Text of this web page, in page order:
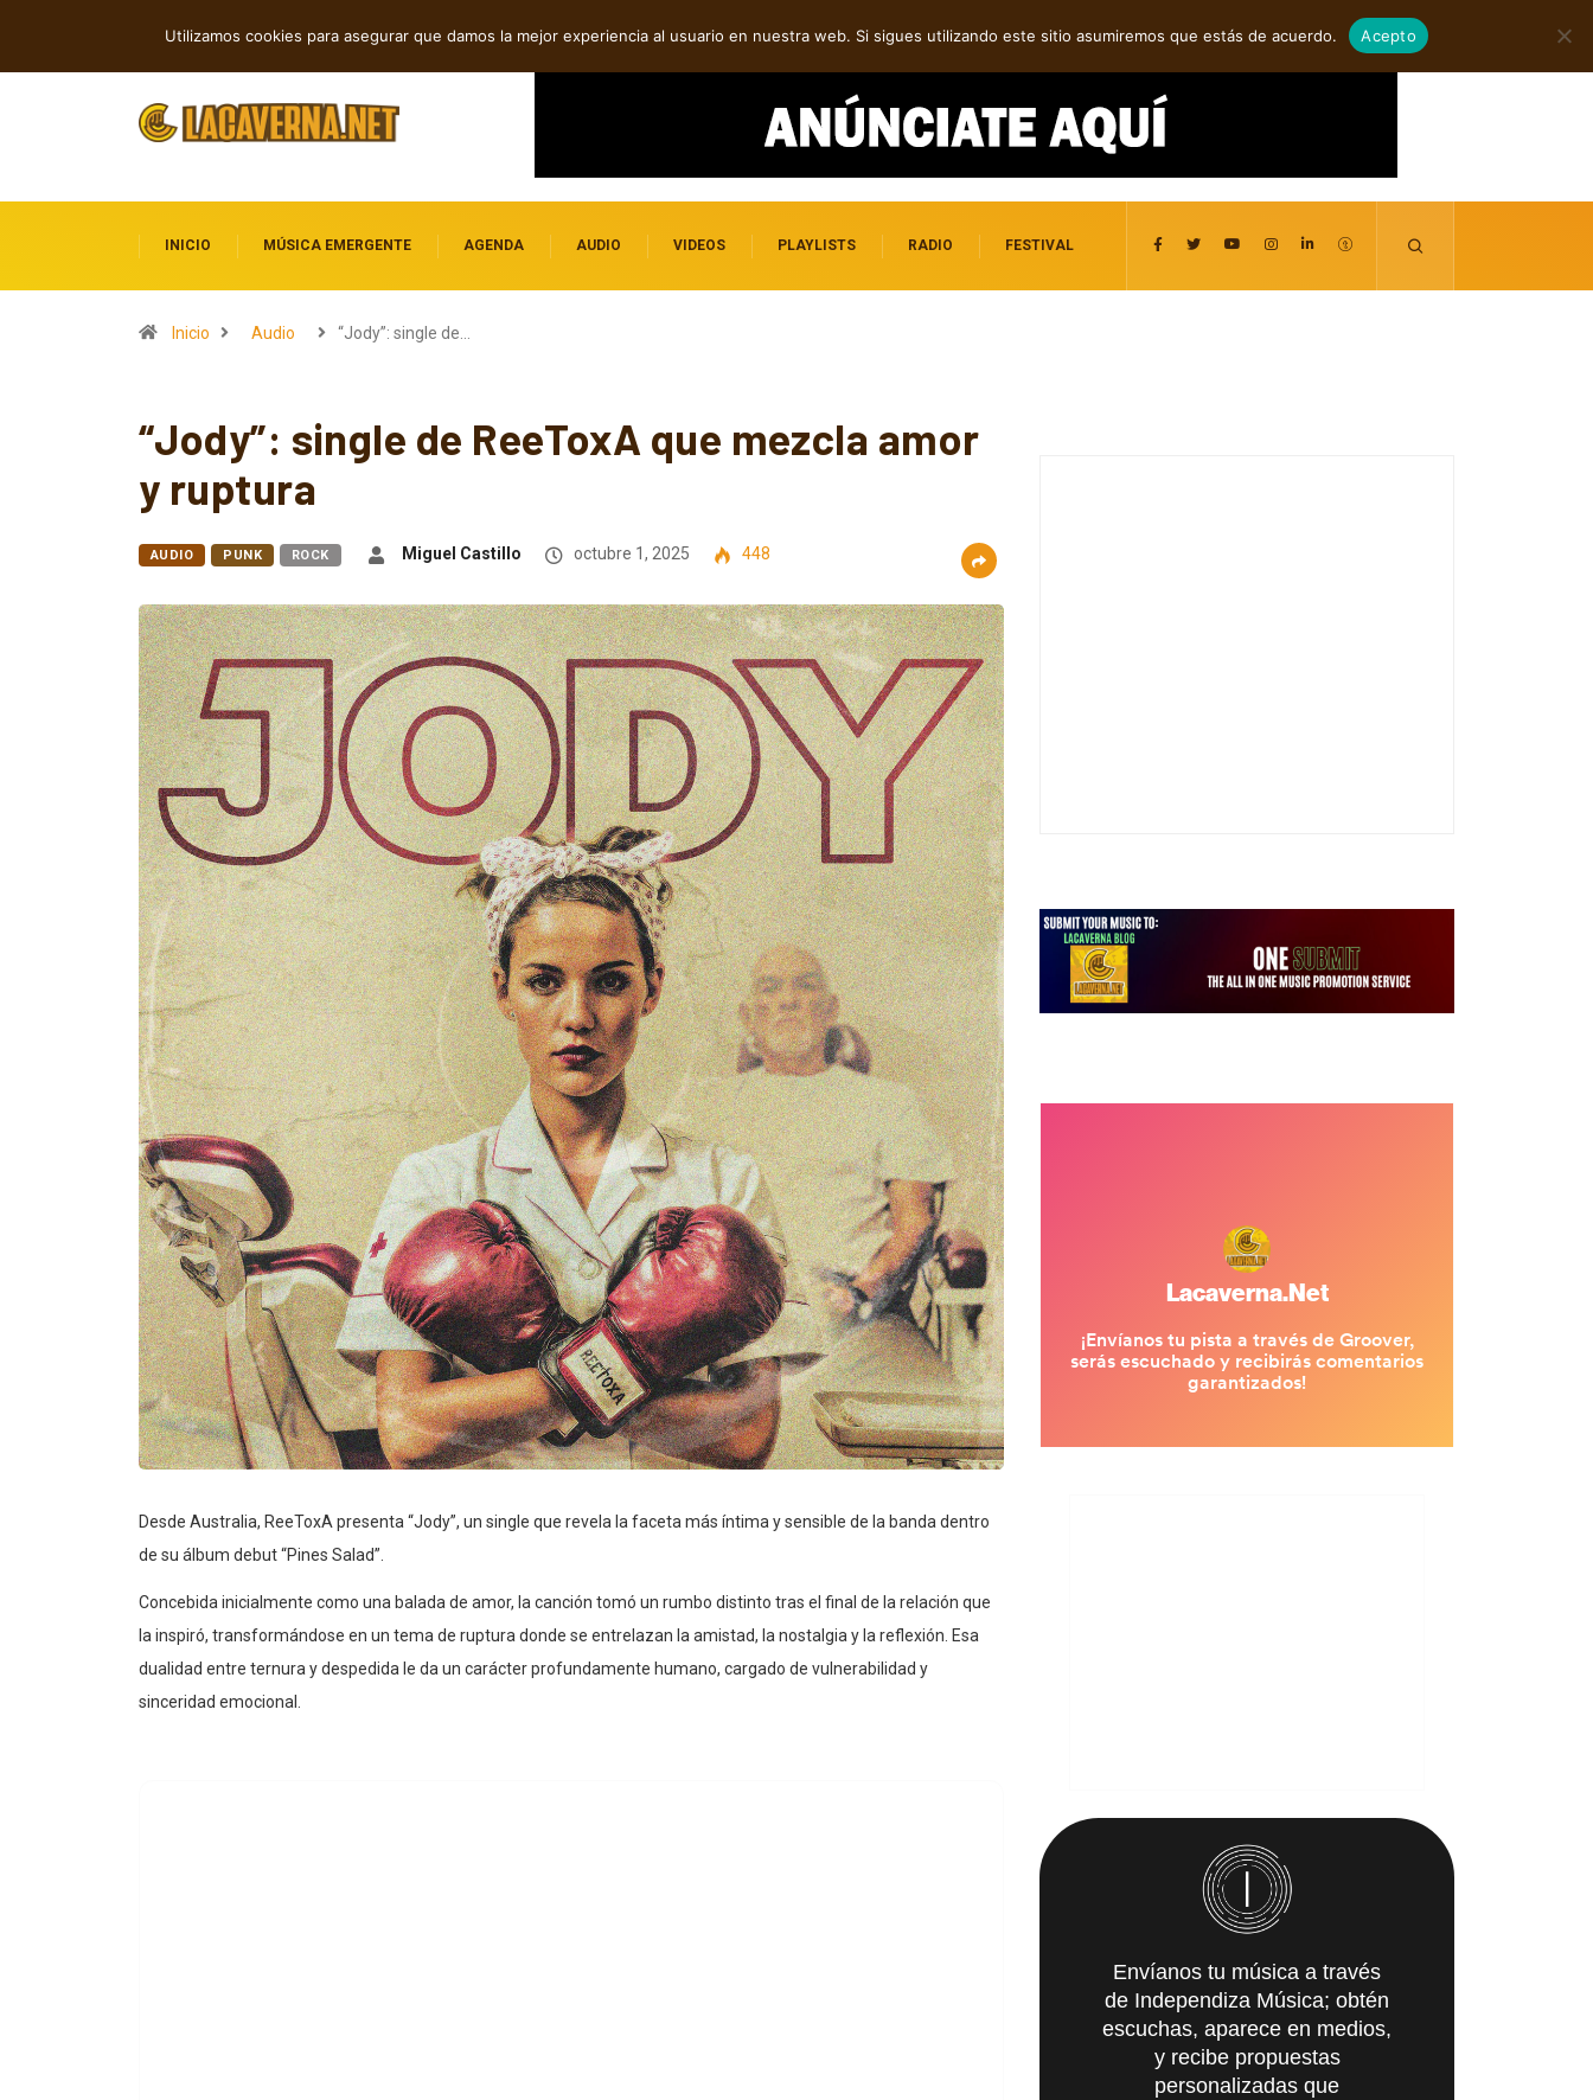
agosto 7, 2026
INICIO MÚSICA EMERGENTE AGENDA AUDIO VIDEOS PLAYLISTS RADIO FESTIVAL
Inicio Audio “Jody”: single de…
“Jody”: single de ReeToxA que mezcla amor
y ruptura
AUDIO PUNK ROCK Miguel Castillo octubre 1, 2025 448
Desde Australia, ReeToxA presenta “Jody”, un single que revela la faceta más íntima y sensible de la banda dentro
de su álbum debut “Pines Salad”.
Concebida inicialmente como una balada de amor, la canción tomó un rumbo distinto tras el final de la relación que
la inspiró, transformándose en un tema de ruptura donde se entrelazan la amistad, la nostalgia y la reflexión. Esa
dualidad entre ternura y despedida le da un carácter profundamente humano, cargado de vulnerabilidad y
sinceridad emocional.
Envíanos tu música a través
de Independiza Música; obtén
escuchas, aparece en medios,
y recibe propuestas
personalizadas que
Utilizamos cookies para asegurar que damos la mejor experiencia al usuario en nuestra web. Si sigues utilizando este sitio asumiremos que estás de acuerdo. Acepto